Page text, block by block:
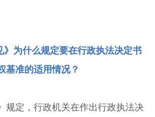
》为什么规定要在行政执法决定书
基准的适用情况？
规定，行政机关在作出行政执法决